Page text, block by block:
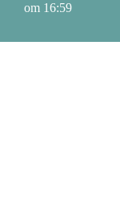
om 16:59